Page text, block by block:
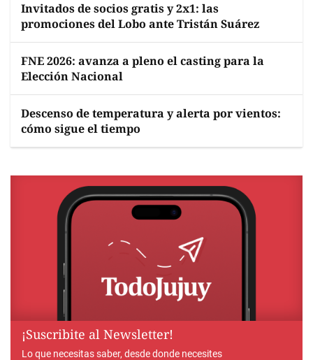
Invitados de socios gratis y 2x1: las
promociones del Lobo ante Tristán Suárez
FNE 2026: avanza a pleno el casting para la
Elección Nacional
Descenso de temperatura y alerta por vientos:
cómo sigue el tiempo
¡Suscribite al Newsletter!
Lo que necesitas saber, desde donde necesites